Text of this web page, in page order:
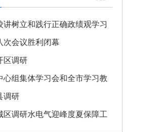
讲树立和践行正确政绩观学习
次会议胜利闭幕
区调研
心组集体学习会和全市学习教
报会召开
调研
区调研水电气迎峰度夏保障工